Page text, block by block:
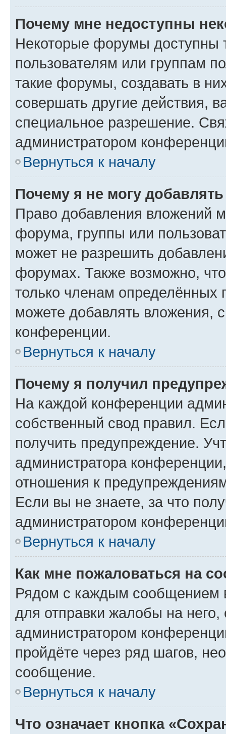
Почему мне недоступны
Некоторые форумы доступны
пользователям или группам
такие форумы, создавать в
совершать другие действия,
специальное разрешение.
администратором
Вернуться к началу
Почему я не могу
Право добавления вложений
форума, группы или
может не разрешить
форумах. Также возможно,
только членам определённых
можете добавлять вложения,
конференции.
Вернуться к началу
Почему я получил
На каждой конференции
собственный свод правил.
получить предупреждение.
администратора
отношения к
Если вы не знаете, за что
администратором
Вернуться к началу
Как мне пожаловаться на
Рядом с каждым сообщением
для отправки жалобы на
администратором
пройдёте через ряд шагов,
сообщение.
Вернуться к началу
Что означает кнопка